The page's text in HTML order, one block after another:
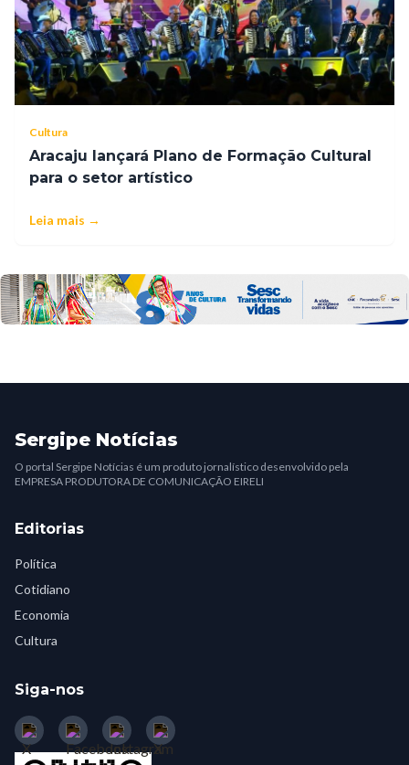
Cultura
Aracaju lançará Plano de Formação Cultural
para o setor artístico
Leia mais →
Sergipe Notícias
O portal Sergipe Notícias é um produto jornalístico desenvolvido pela
EMPRESA PRODUTORA DE COMUNICAÇÃO EIRELI
Editorias
Política
Cotidiano
Economia
Cultura
Siga-nos